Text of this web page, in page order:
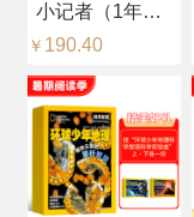
小记者（1年共
12期）（预约全
￥ 190.40